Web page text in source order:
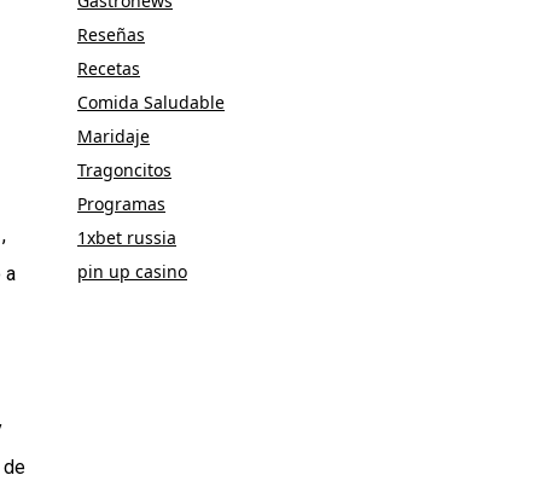
a
de
Reseñas
Recetas
Comida Saludable
Maridaje
Tragoncitos
Programas
1xbet russia
pin up casino